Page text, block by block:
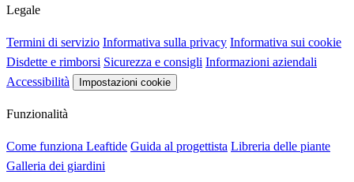
Legale
Termini di servizio Informativa sulla privacy Informativa sui cookie
Disdette e rimborsi Sicurezza e consigli Informazioni aziendali
Accessibilità
Impostazioni cookie
Funzionalità
Come funziona Leaftide Guida al progettista Libreria delle piante
Galleria dei giardini